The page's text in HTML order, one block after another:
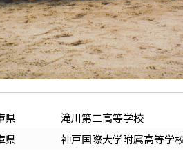
県
滝川第二高等学校
県
神戸国際大学附属高等学